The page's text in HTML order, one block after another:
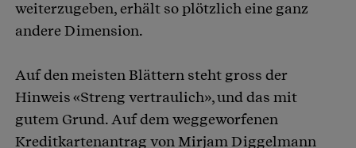
weiterzugeben, erhält so plötzlich eine ganz
andere Dimension.
Auf den meisten Blättern steht gross der
Hinweis «Streng vertraulich», und das mit
gutem Grund. Auf dem weggeworfenen
Kreditkartenantrag von Mirjam Diggelmann